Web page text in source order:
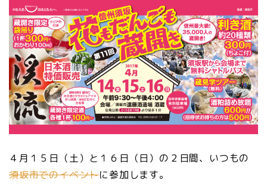
４月１５日（土）と１６日（日）の２日間、いつもの
須坂市でのイベントに参加します。